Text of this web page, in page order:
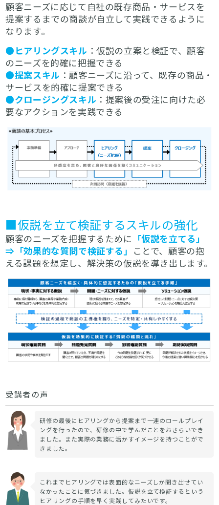
顧客ニーズに応じて自社の既存商品・サービスを
提案するまでの商談が自立して実践できるように
なります。
●ヒアリングスキル ：仮説の立案と検証で、顧客
のニーズを的確に把握できる
●提案スキル ：顧客ニーズに沿って、既存の商品・
サービスを的確に提案できる
●クロージングスキル ：提案後の受注に向けた必
要なアクションを実践できる
■仮説を立て検証するスキルの強化
顧客のニーズを把握するために 「仮説を立てる」
⇒「効果的な質問で検証する」 ことで、顧客の抱
える課題を想定し、解決策の仮説を導き出します。
受講者の声
研修の最後にヒアリングから提案まで一連のロールプレイ
ングを行ったので、研修の中で学んだことをおさらいでき
ました。また実際の業務に活かすイメージを持つことがで
きました。
これまでヒアリングでは表面的なニーズしか聞き出せてい
なかったことに気づきました。仮説を立て検証するという
ヒアリングの手順を早く実践してみたいです。